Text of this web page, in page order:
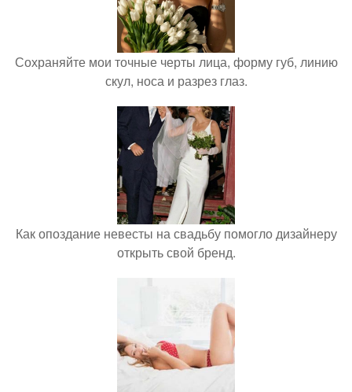
Сохраняйте мои точные черты лица, форму губ, линию
скул, носа и разрез глаз.
Как опоздание невесты на свадьбу помогло дизайнеру
открыть свой бренд.